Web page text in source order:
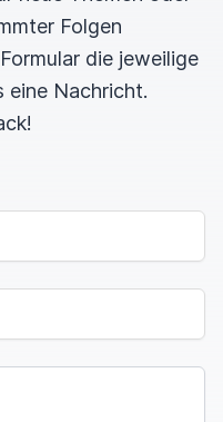
Folgen
die jeweilige
eine Nachricht.